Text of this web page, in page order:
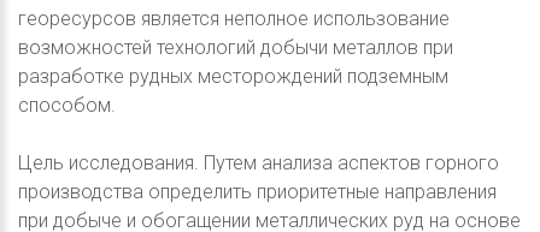
георесурсов является неполное использование
возможностей технологий добычи металлов при
разработке рудных месторождений подземным
способом.
Цель исследования. Путем анализа аспектов горного
производства определить приоритетные направления
при добыче и обогащении металлических руд на основе